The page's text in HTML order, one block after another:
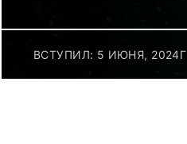
ВСТУПИЛ: 5 ИЮНЯ, 2024Г